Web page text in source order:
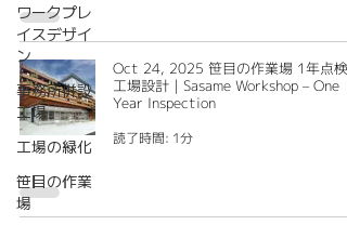
ワークプレ
イスデザイ
ン
事務所併設
工場
工場の緑化
笹目の作業
場
Oct 24, 2025 笹目の作業場 1年点検
工場設計｜Sasame Workshop – One
Year Inspection
読了時間: 1分